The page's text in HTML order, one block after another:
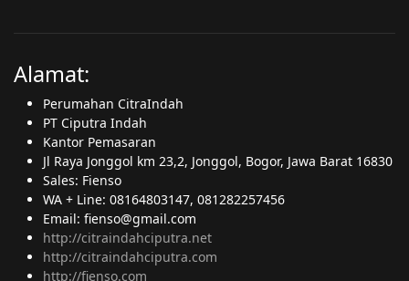
Alamat:
Perumahan CitraIndah
PT Ciputra Indah
Kantor Pemasaran
Jl Raya Jonggol km 23,2, Jonggol, Bogor, Jawa Barat 16830
Sales: Fienso
WA + Line: 08164803147, 081282257456
Email: fienso@gmail.com
http://citraindahciputra.net
http://citraindahciputra.com
http://fienso.com